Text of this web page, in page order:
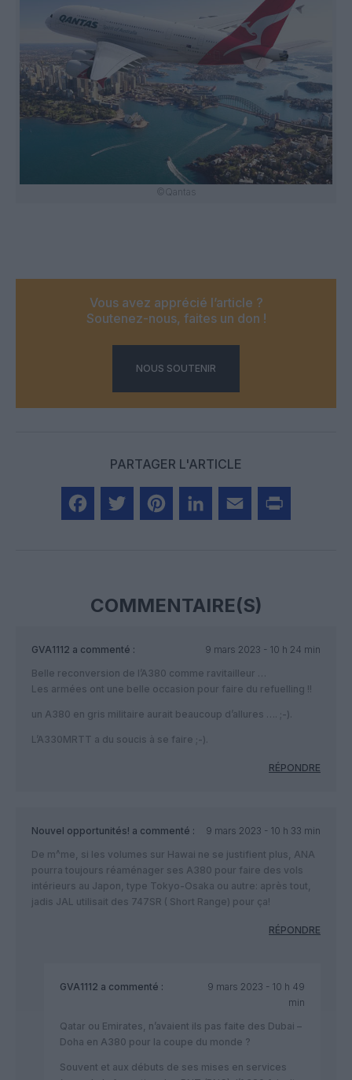
©Qantas
Vous avez apprécié l’article ?
Soutenez-nous, faites un don !
NOUS SOUTENIR
PARTAGER L'ARTICLE
COMMENTAIRE(S)
GVA1112 a commenté :
9 mars 2023 - 10 h 24 min
Belle reconversion de l’A380 comme ravitailleur …
Les armées ont une belle occasion pour faire du refuelling !!
un A380 en gris militaire aurait beaucoup d’allures …. ;-).
L’A330MRTT a du soucis à se faire ;-).
RÉPONDRE
Nouvel opportunités! a commenté :
9 mars 2023 - 10 h 33 min
De m^me, si les volumes sur Hawai ne se justifient plus, ANA
pourra toujours réaménager ses A380 pour faire des vols
intérieurs au Japon, type Tokyo-Osaka ou autre: après tout,
jadis JAL utilisait des 747SR ( Short Range) pour ça!
RÉPONDRE
GVA1112 a commenté :
9 mars 2023 - 10 h 49
min
Qatar ou Emirates, n’avaient ils pas faite des Dubai –
Doha en A380 pour la coupe du monde ?
Souvent et aux débuts de ses mises en services